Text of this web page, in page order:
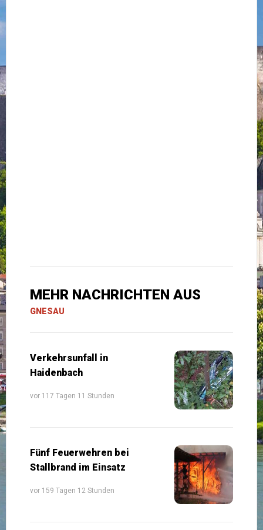
MEHR NACHRICHTEN AUS
GNESAU
Verkehrsunfall in
Haidenbach
vor 117 Tagen 11 Stunden
Fünf Feuerwehren bei
Stallbrand im Einsatz
vor 159 Tagen 12 Stunden